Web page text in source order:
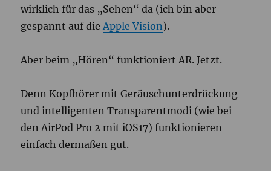
wirklich für das „Sehen“ da (ich bin aber
gespannt auf die Apple Vision).
Aber beim „Hören“ funktioniert AR. Jetzt.
Denn Kopfhörer mit Geräuschunterdrückung
und intelligenten Transparentmodi (wie bei
den AirPod Pro 2 mit iOS17) funktionieren
einfach dermaßen gut.